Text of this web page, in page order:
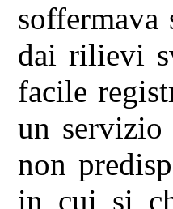
dai rilievi
facile
un servizio
non
in cui si